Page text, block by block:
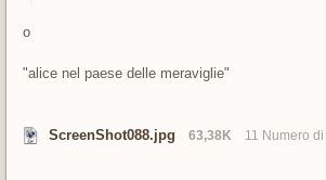
o
"alice nel paese delle meraviglie"
ScreenShot088.jpg 63,38K 11 Numero